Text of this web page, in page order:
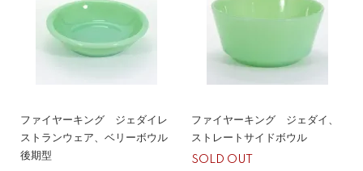
ファイヤーキング ジェダイレ
ストランウェア、ベリーボウル
後期型
ファイヤーキング ジェダイ、
ストレートサイドボウル
SOLD OUT